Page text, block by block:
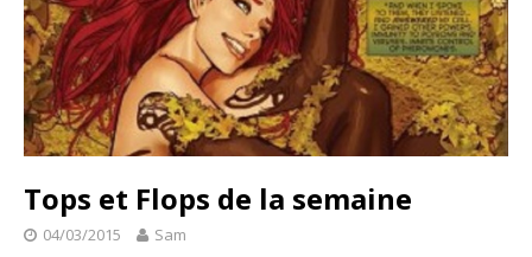
Tops et Flops de la semaine
04/03/2015 Sam